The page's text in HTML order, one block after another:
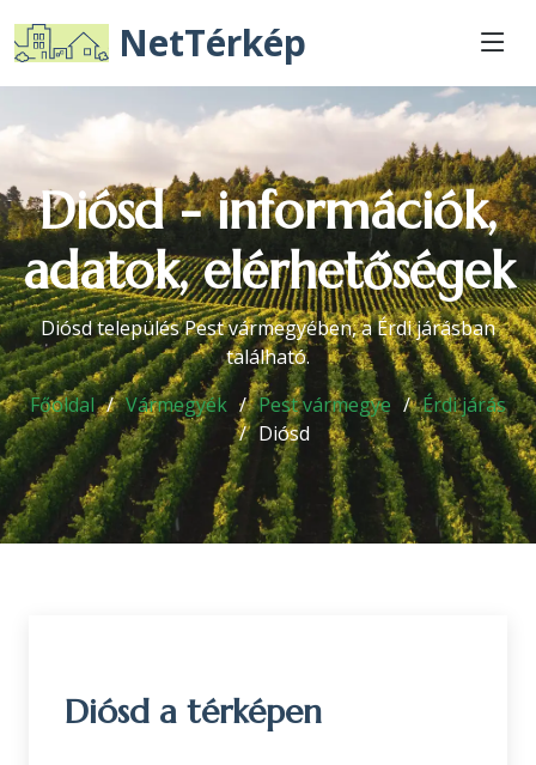
NetTérkép
Diósd - információk,
adatok, elérhetőségek
Diósd település Pest vármegyében, a Érdi járásban
található.
Főoldal
Vármegyék Pest vármegye
Érdi járás
Diósd
Diósd a térképen